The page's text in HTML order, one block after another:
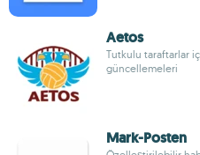
Aetos
Tutkulu taraftarlar
güncellemeleri
Mark-Posten